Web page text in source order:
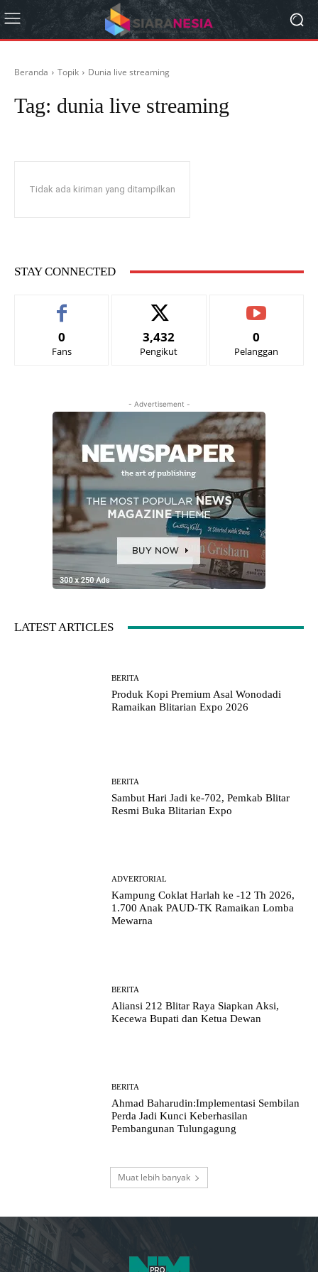
Beranda Topik Dunia live streaming
Tag: dunia live streaming
Tidak ada kiriman yang ditampilkan
STAY CONNECTED
0
Fans
3,432
Pengikut
0
Pelanggan
- Advertisement -
LATEST ARTICLES
BERITA
Produk Kopi Premium Asal Wonodadi
Ramaikan Blitarian Expo 2026
BERITA
Sambut Hari Jadi ke-702, Pemkab Blitar
Resmi Buka Blitarian Expo
ADVERTORIAL
Kampung Coklat Harlah ke -12 Th 2026,
1.700 Anak PAUD-TK Ramaikan Lomba
Mewarna
BERITA
Aliansi 212 Blitar Raya Siapkan Aksi,
Kecewa Bupati dan Ketua Dewan
BERITA
Ahmad Baharudin:Implementasi Sembilan
Perda Jadi Kunci Keberhasilan
Pembangunan Tulungagung
Muat lebih banyak